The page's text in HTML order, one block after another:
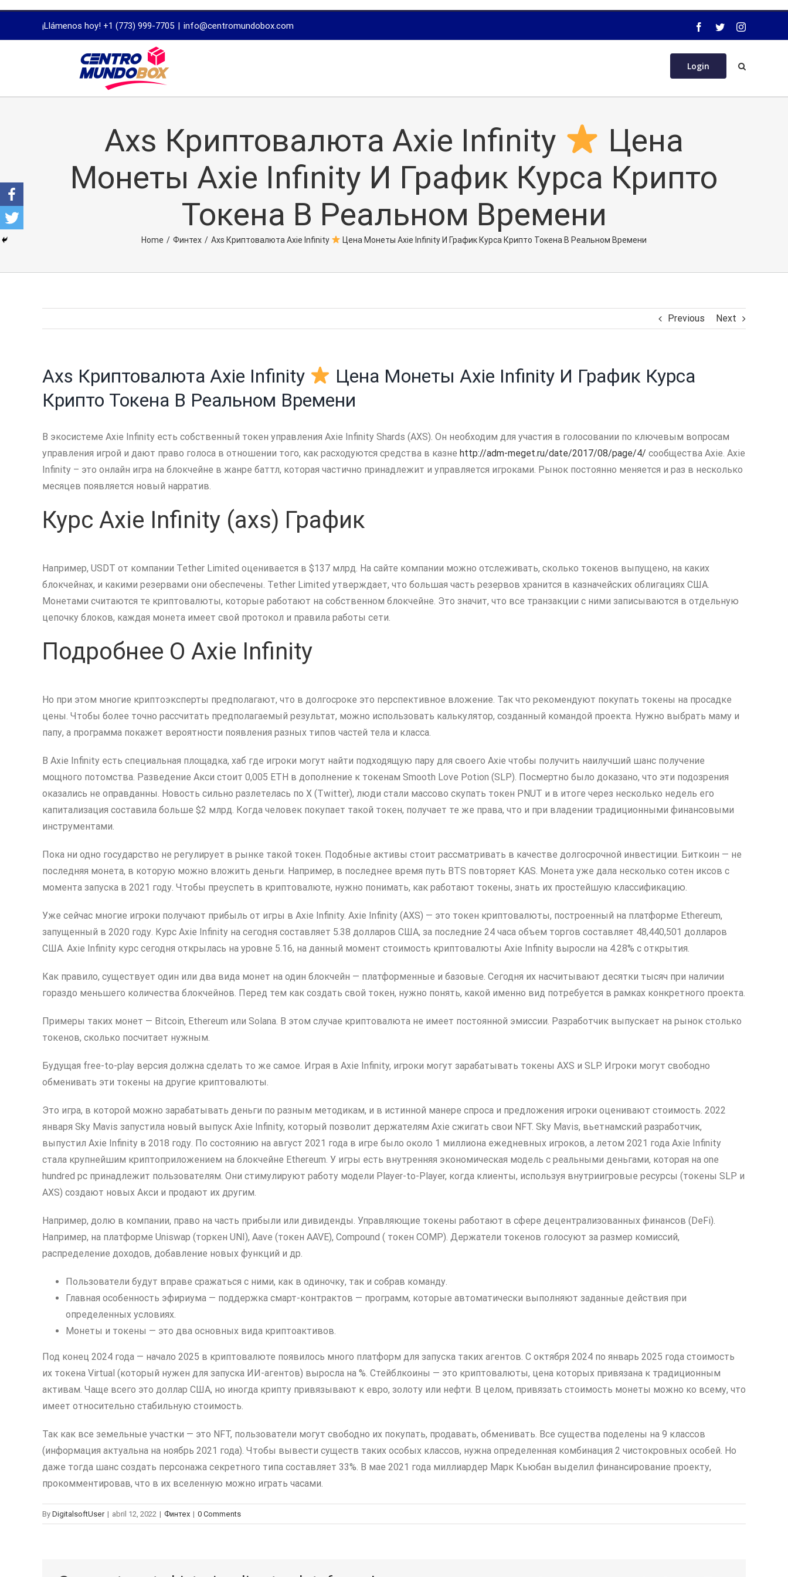
dissertation
¡Llámenos hoy! +1 (773) 999-7705 | info@centromundobox.com
Login
Axs Криптовалюта Axie Infinity
Цена
Монеты Axie Infinity И График Курса Крипто
Токена В Реальном Времени
Home / Финтех / Axs Криптовалюта Axie Infinity Цена Монеты Axie Infinity И График Курса Крипто Токена В Реальном Времени
Previous Next
Axs Криптовалюта Axie Infinity
Цена Монеты Axie Infinity И График Курса
Крипто Токена В Реальном Времени
В экосистеме Axie Infinity есть собственный токен управления Axie Infinity Shards (AXS). Он необходим для участия в голосовании по ключевым вопросам
управления игрой и дают право голоса в отношении того, как расходуются средства в казне http://adm-meget.ru/date/2017/08/page/4/ сообщества Axie. Axie
Infinity – это онлайн игра на блокчейне в жанре баттл, которая частично принадлежит и управляется игроками. Рынок постоянно меняется и раз в несколько
месяцев появляется новый нарратив.
Курс Axie Infinity (axs) График
Например, USDT от компании Tether Limited оценивается в $137 млрд. На сайте компании можно отслеживать, сколько токенов выпущено, на каких
блокчейнах, и какими резервами они обеспечены. Tether Limited утверждает, что большая часть резервов хранится в казначейских облигациях США.
Монетами считаются те криптовалюты, которые работают на собственном блокчейне. Это значит, что все транзакции с ними записываются в отдельную
цепочку блоков, каждая монета имеет свой протокол и правила работы сети.
Подробнее О Axie Infinity
Но при этом многие криптоэксперты предполагают, что в долгосроке это перспективное вложение. Так что рекомендуют покупать токены на просадке
цены. Чтобы более точно рассчитать предполагаемый результат, можно использовать калькулятор, созданный командой проекта. Нужно выбрать маму и
папу, а программа покажет вероятности появления разных типов частей тела и класса.
В Axie Infinity есть специальная площадка, хаб где игроки могут найти подходящую пару для своего Axie чтобы получить наилучший шанс получение
мощного потомства. Разведение Акси стоит 0,005 ETH в дополнение к токенам Smooth Love Potion (SLP). Посмертно было доказано, что эти подозрения
оказались не оправданны. Новость сильно разлетелась по X (Twitter), люди стали массово скупать токен PNUT и в итоге через несколько недель его
капитализация составила больше $2 млрд. Когда человек покупает такой токен, получает те же права, что и при владении традиционными финансовыми
инструментами.
Пока ни одно государство не регулирует в рынке такой токен. Подобные активы стоит рассматривать в качестве долгосрочной инвестиции. Биткоин — не
последняя монета, в которую можно вложить деньги. Например, в последнее время путь BTS повторяет KAS. Монета уже дала несколько сотен иксов с
момента запуска в 2021 году. Чтобы преуспеть в криптовалюте, нужно понимать, как работают токены, знать их простейшую классификацию.
Уже сейчас многие игроки получают прибыль от игры в Axie Infinity. Axie Infinity (AXS) — это токен криптовалюты, построенный на платформе Ethereum,
запущенный в 2020 году. Курс Axie Infinity на сегодня составляет 5.38 долларов США, за последние 24 часа объем торгов составляет 48,440,501 долларов
США. Axie Infinity курс сегодня открылась на уровне 5.16, на данный момент стоимость криптовалюты Axie Infinity выросли на 4.28% с открытия.
Как правило, существует один или два вида монет на один блокчейн — платформенные и базовые. Сегодня их насчитывают десятки тысяч при наличии
гораздо меньшего количества блокчейнов. Перед тем как создать свой токен, нужно понять, какой именно вид потребуется в рамках конкретного проекта.
Примеры таких монет — Bitcoin, Ethereum или Solana. В этом случае криптовалюта не имеет постоянной эмиссии. Разработчик выпускает на рынок столько
токенов, сколько посчитает нужным.
Будущая free-to-play версия должна сделать то же самое. Играя в Axie Infinity, игроки могут зарабатывать токены AXS и SLP. Игроки могут свободно
обменивать эти токены на другие криптовалюты.
Это игра, в которой можно зарабатывать деньги по разным методикам, и в истинной манере спроса и предложения игроки оценивают стоимость. 2022
января Sky Mavis запустила новый выпуск Axie Infinity, который позволит держателям Axie сжигать свои NFT. Sky Mavis, вьетнамский разработчик,
выпустил Axie Infinity в 2018 году. По состоянию на август 2021 года в игре было около 1 миллиона ежедневных игроков, а летом 2021 года Axie Infinity
стала крупнейшим криптоприложением на блокчейне Ethereum. У игры есть внутренняя экономическая модель с реальными деньгами, которая на one
hundred pc принадлежит пользователям. Они стимулируют работу модели Player-to-Player, когда клиенты, используя внутриигровые ресурсы (токены SLP и
AXS) создают новых Акси и продают их другим.
Например, долю в компании, право на часть прибыли или дивиденды. Управляющие токены работают в сфере децентрализованных финансов (DeFi).
Например, на платформе Uniswap (торкен UNI), Aave (токен AAVE), Compound ( токен COMP). Держатели токенов голосуют за размер комиссий,
распределение доходов, добавление новых функций и др.
Пользователи будут вправе сражаться с ними, как в одиночку, так и собрав команду.
Главная особенность эфириума — поддержка смарт-контрактов — программ, которые автоматически выполняют заданные действия при
определенных условиях.
Монеты и токены — это два основных вида криптоактивов.
Под конец 2024 года — начало 2025 в криптовалюте появилось много платформ для запуска таких агентов. С октября 2024 по январь 2025 года стоимость
их токена Virtual (который нужен для запуска ИИ-агентов) выросла на %. Стейблкоины — это криптовалюты, цена которых привязана к традиционным
активам. Чаще всего это доллар США, но иногда крипту привязывают к евро, золоту или нефти. В целом, привязать стоимость монеты можно ко всему, что
имеет относительно стабильную стоимость.
Так как все земельные участки — это NFT, пользователи могут свободно их покупать, продавать, обменивать. Все существа поделены на 9 классов
(информация актуальна на ноябрь 2021 года). Чтобы вывести существ таких особых классов, нужна определенная комбинация 2 чистокровных особей. Но
даже тогда шанс создать персонажа секретного типа составляет 33%. В мае 2021 года миллиардер Марк Кьюбан выделил финансирование проекту,
прокомментировав, что в их вселенную можно играть часами.
By DigitalsoftUser | abril 12, 2022 | Финтех | 0 Comments